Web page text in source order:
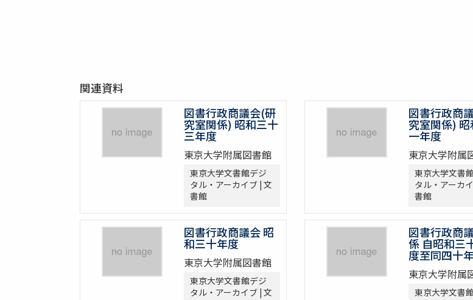
関連資料
図書行政商議会(研
究室関係) 昭和三十
三年度
東京大学附属図書館
東京大学文書館デジ
タル・アーカイブ | 文
書館
図書行政商
究室関係)
一年度
東京大学附属
東京大学文書
タル・アーカ
書館
図書行政商議会 昭
和三十年度
東京大学附属図書館
東京大学文書館デジ
タル・アーカイブ | 文
図書行政商
係 自昭和三
度至同四十
東京大学附属
東京大学文書